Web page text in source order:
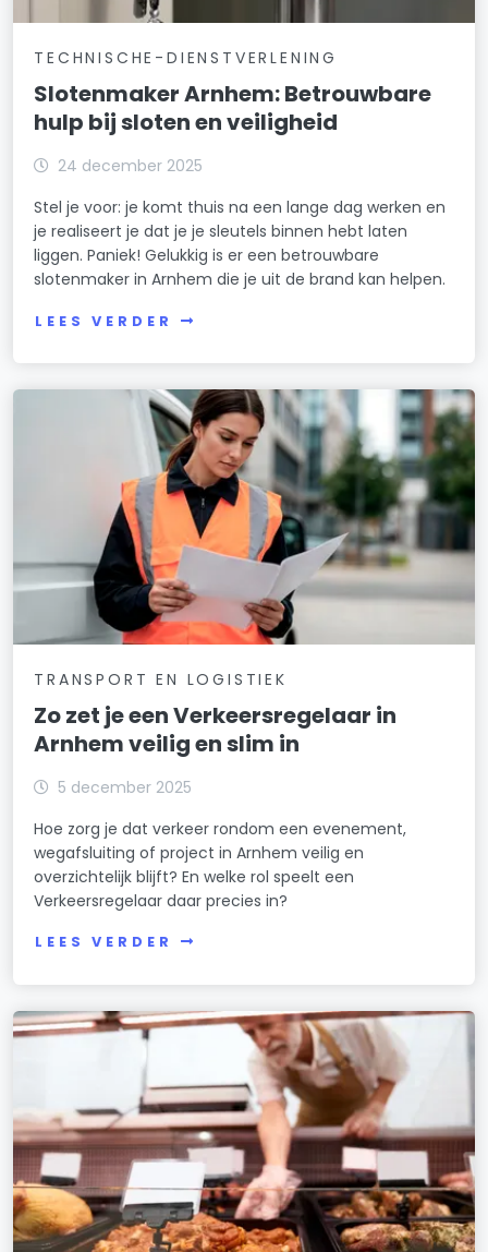
TECHNISCHE-DIENSTVERLENING
Slotenmaker Arnhem: Betrouwbare
hulp bij sloten en veiligheid
24 december 2025
Stel je voor: je komt thuis na een lange dag werken en
je realiseert je dat je je sleutels binnen hebt laten
liggen. Paniek! Gelukkig is er een betrouwbare
slotenmaker in Arnhem die je uit de brand kan helpen.
LEES VERDER
TRANSPORT EN LOGISTIEK
Zo zet je een Verkeersregelaar in
Arnhem veilig en slim in
5 december 2025
Hoe zorg je dat verkeer rondom een evenement,
wegafsluiting of project in Arnhem veilig en
overzichtelijk blijft? En welke rol speelt een
Verkeersregelaar daar precies in?
LEES VERDER